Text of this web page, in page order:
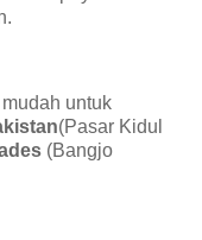
untuk
(Pasar Kidul
(Bangjo